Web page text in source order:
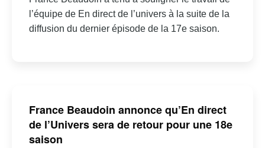
l’équipe de En direct de l’univers à la suite de la
diffusion du dernier épisode de la 17e saison.
France Beaudoin annonce qu’En direct
de l’Univers sera de retour pour une 18e
saison